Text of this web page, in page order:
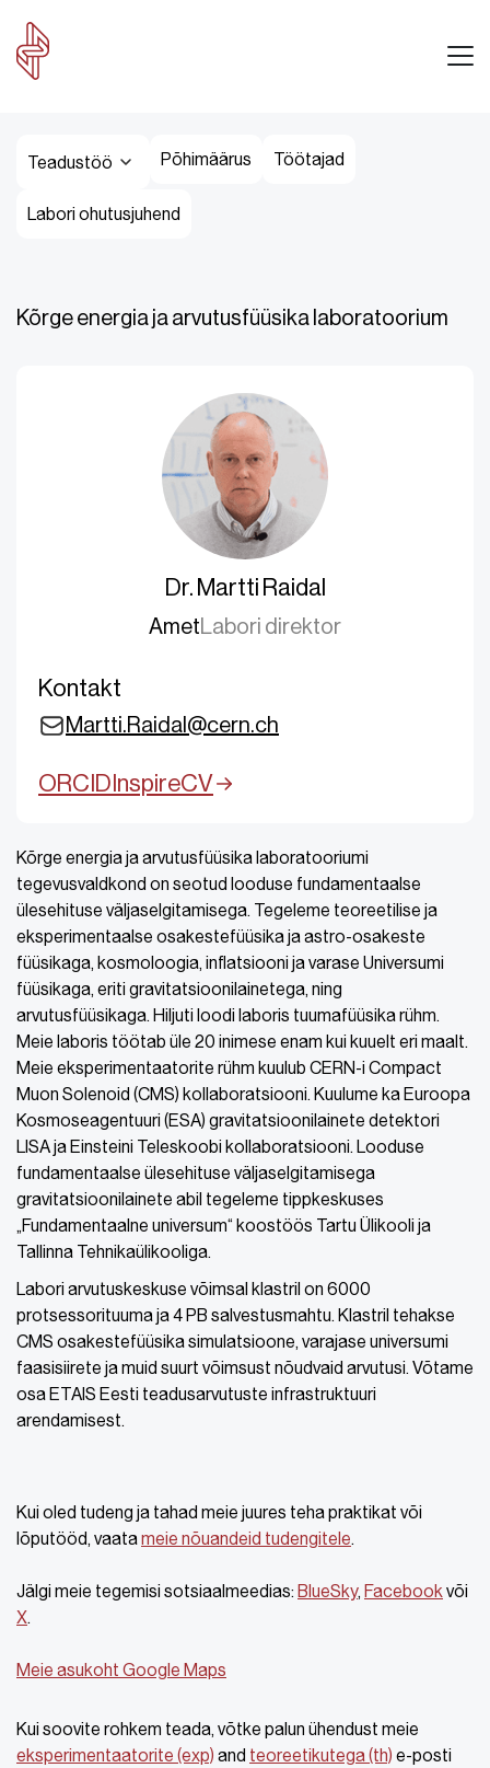
Teadustöö Põhimäärus Töötajad
Labori ohutusjuhend
Kõrge energia ja arvutusfüüsika laboratoorium
Dr. Martti Raidal
AmetLabori direktor
Kontakt
Martti.Raidal@cern.ch
ORCIDInspireCV
Kõrge energia ja arvutusfüüsika laboratooriumi
tegevusvaldkond on seotud looduse fundamentaalse
ülesehituse väljaselgitamisega. Tegeleme teoreetilise ja
eksperimentaalse osakestefüüsika ja astro-osakeste
füüsikaga, kosmoloogia, inflatsiooni ja varase Universumi
füüsikaga, eriti gravitatsioonilainetega, ning
arvutusfüüsikaga. Hiljuti loodi laboris tuumafüüsika rühm.
Meie laboris töötab üle 20 inimese enam kui kuuelt eri maalt.
Meie eksperimentaatorite rühm kuulub CERN-i Compact
Muon Solenoid (CMS) kollaboratsiooni. Kuulume ka Euroopa
Kosmoseagentuuri (ESA) gravitatsioonilainete detektori
LISA ja Einsteini Teleskoobi kollaboratsiooni. Looduse
fundamentaalse ülesehituse väljaselgitamisega
gravitatsioonilainete abil tegeleme tippkeskuses
„Fundamentaalne universum“ koostöös Tartu Ülikooli ja
Tallinna Tehnikaülikooliga.
Labori arvutuskeskuse võimsal klastril on 6000
protsessorituuma ja 4 PB salvestusmahtu. Klastril tehakse
CMS osakestefüüsika simulatsioone, varajase universumi
faasisiirete ja muid suurt võimsust nõudvaid arvutusi. Võtame
osa ETAIS Eesti teadusarvutuste infrastruktuuri
arendamisest.
Kui oled tudeng ja tahad meie juures teha praktikat või
lõputööd, vaatameie nõuandeid tudengitele.
Jälgi meie tegemisi sotsiaalmeedias: BlueSky, Facebookvõi
X.
Meie asukoht Google Maps
Kui soovite rohkem teada, võtke palun ühendust meie
eksperimentaatorite (exp) and teoreetikutega (th) e-posti